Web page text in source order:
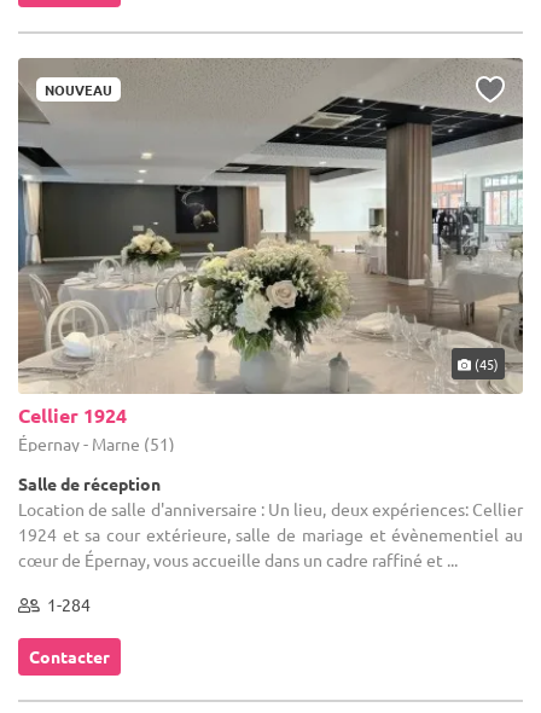
NOUVEAU
(45)
Cellier 1924
Épernay - Marne (51)
Salle de réception
Location de salle d'anniversaire : Un lieu, deux expériences: Cellier
1924 et sa cour extérieure, salle de mariage et évènementiel au
cœur de Épernay, vous accueille dans un cadre raffiné et ...
1-284
Contacter